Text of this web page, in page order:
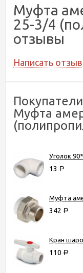
Муфта
25-3/4
отзывы
Написать отзыв
Муфта
Уголок
13 Р
Муфта
342 Р
Кран
110 Р